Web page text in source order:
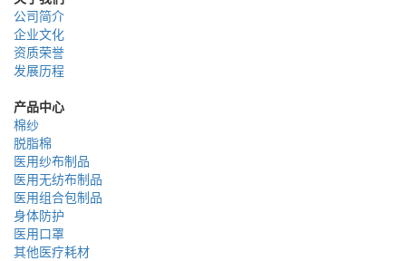
公司简介
企业文化
资质荣誉
发展历程
产品中心
棉纱
脱脂棉
医用纱布制品
医用无纺布制品
医用组合包制品
身体防护
医用口罩
其他医疗耗材